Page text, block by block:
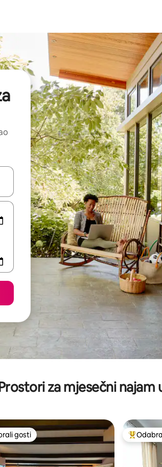
koristeći se strelicama prema gore i prema
za mjesečni najam
rangiranima s oznakom „Odabrali gosti”
gosti Među